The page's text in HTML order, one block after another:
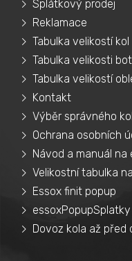
Splátkový prodej
Reklamace
Tabulka velikostí kol
Tabulka velikosti bot
Tabulka velikostí
Kontakt
Výběr správného
Ochrana osobních
Návod a manuál na
Velikostní tabulka
Essox finit popup
essoxPopupSplatky
Dovoz kola až před